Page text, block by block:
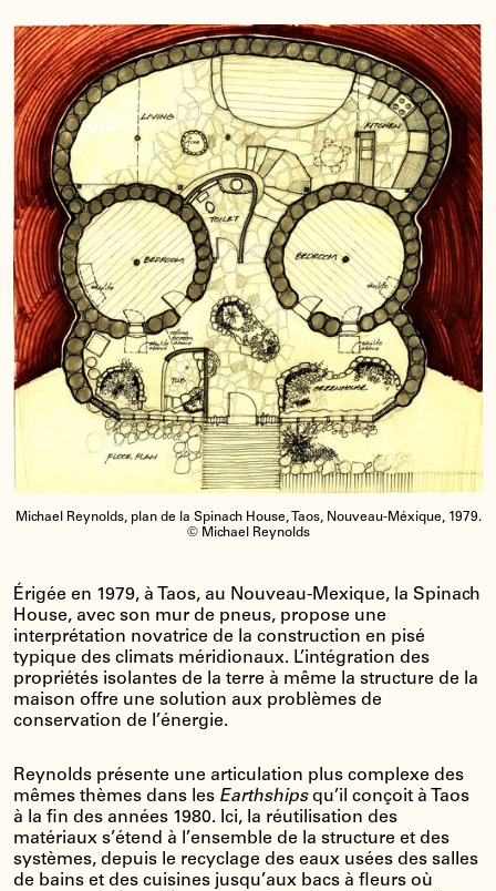
Michael Reynolds, plan de la Spinach House, Taos, Nouveau-Méxique, 1979.
© Michael Reynolds
Érigée en 1979, à Taos, au Nouveau-Mexique, la Spinach
House, avec son mur de pneus, propose une
interprétation novatrice de la construction en pisé
typique des climats méridionaux. L’intégration des
propriétés isolantes de la terre à même la structure de la
maison offre une solution aux problèmes de
conservation de l’énergie.
Reynolds présente une articulation plus complexe des
mêmes thèmes dans les Earthshipsqu’il conçoit à Taos
à la fin des années 1980. Ici, la réutilisation des
matériaux s’étend à l’ensemble de la structure et des
systèmes, depuis le recyclage des eaux usées des salles
de bains et des cuisines jusqu’aux bacs à fleurs où